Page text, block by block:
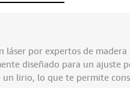
por expertos de madera
diseñado para un ajuste
un lirio, lo que te permite